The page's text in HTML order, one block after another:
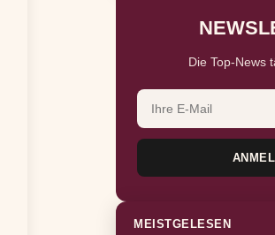
Die Top-News
MEISTGELESEN